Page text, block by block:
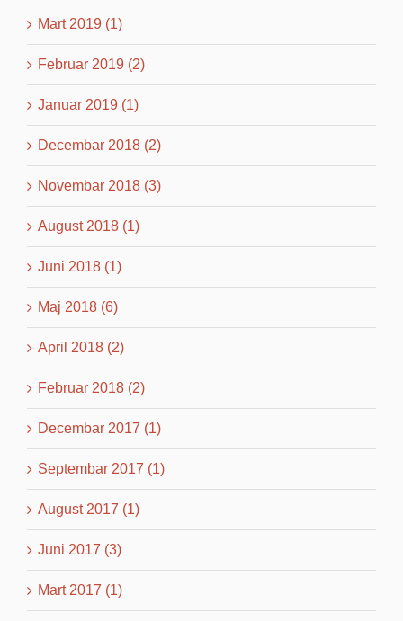
Mart 2019 (1)
Februar 2019 (2)
Januar 2019 (1)
Decembar 2018 (2)
Novembar 2018 (3)
August 2018 (1)
Juni 2018 (1)
Maj 2018 (6)
April 2018 (2)
Februar 2018 (2)
Decembar 2017 (1)
Septembar 2017 (1)
August 2017 (1)
Juni 2017 (3)
Mart 2017 (1)